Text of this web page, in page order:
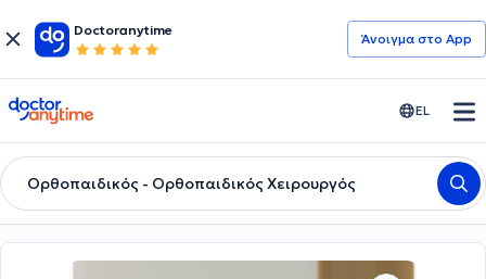
Doctoranytime
Άνοιγμα στο App
doctoranytime EL
Ορθοπαιδικός - Ορθοπαιδικός Χειρουργός